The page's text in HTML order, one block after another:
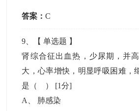
答案：C
9 、【单选题 】
肾综合征出血热，少尿期，并
大，心率增快，明显呼吸困难，
是（ ） [1分]
A
肺感染